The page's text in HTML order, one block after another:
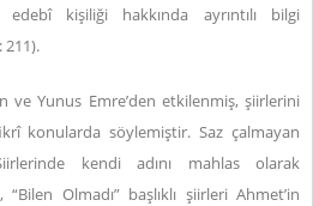
kişiliği hakkında ayrıntılı bilgi
211).
ve Yunus Emre’den etkilenmiş, şiirlerini
konularda söylemiştir. Saz çalmayan
kendi adını mahlas olarak
“Bilen Olmadı” başlıklı şiirleri Ahmet’in